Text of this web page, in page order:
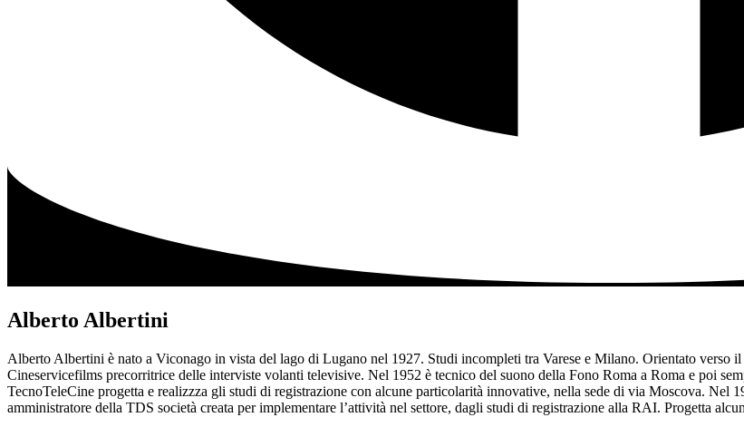
Alberto Albertini
Alberto Albertini è nato a Viconago in vista del lago di Lugano nel 1927. Studi incompleti tra Varese e Milano. Orientato verso
Cineservicefilms precorritrice delle interviste volanti televisive. Nel 1952 è tecnico del suono della Fono Roma a Roma e poi
TecnoTeleCine progetta e realizzza gli studi di registrazione con alcune particolarità innovative, nella sede di via Moscova. Nel
amministratore della TDS società creata per implementare l’attività nel settore, dagli studi di registrazione alla RAI. Progetta